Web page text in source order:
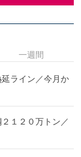
ライン／今月か
１２０万トン／
一週間